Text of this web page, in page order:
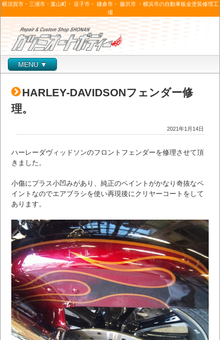
横須賀市・三浦市・葉山町・ 逗子市・ 鎌倉市・ 藤沢市 ・横浜市の自動車板金塗装修理工
場
MENU ▼
HARLEY-DAVIDSONフェンダー修
理。
2021年1月14日
ハーレーダヴィッドソンのフロントフェンダーを修理させて頂
きました。
小傷にプラス小凹みがあり、純正のペイントがかなり奇抜なペ
イントなのでエアブラシを使い再現後にクリヤーコートをして
あります。